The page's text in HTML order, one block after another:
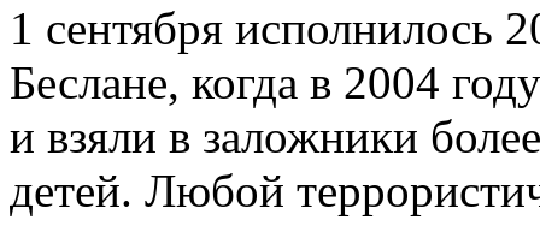
1 сентября исполнилось
Беслане, когда в 2004
и взяли в заложники
детей. Любой